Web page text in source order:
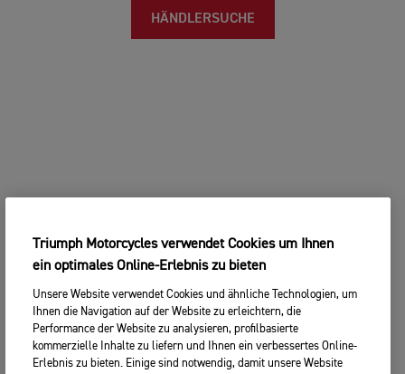
HÄNDLERSUCHE
Triumph Motorcycles verwendet Cookies um Ihnen
ein optimales Online-Erlebnis zu bieten
Unsere Website verwendet Cookies und ähnliche Technologien, um
Ihnen die Navigation auf der Website zu erleichtern, die
Performance der Website zu analysieren, profilbasierte
kommerzielle Inhalte zu liefern und Ihnen ein verbessertes Online-
Erlebnis zu bieten. Einige sind notwendig, damit unsere Website